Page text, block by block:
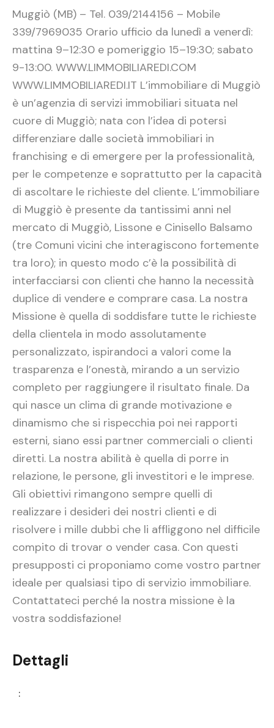
Muggiò (MB) – Tel. 039/2144156 – Mobile
339/7969035 Orario ufficio da lunedì a venerdì:
mattina 9–12:30 e pomeriggio 15–19:30; sabato
9-13:00. WWW.LIMMOBILIAREDI.COM
WWW.LIMMOBILIAREDI.IT L’immobiliare di Muggiò
è un’agenzia di servizi immobiliari situata nel
cuore di Muggiò; nata con l’idea di potersi
differenziare dalle società immobiliari in
franchising e di emergere per la professionalità,
per le competenze e soprattutto per la capacità
di ascoltare le richieste del cliente. L’immobiliare
di Muggiò è presente da tantissimi anni nel
mercato di Muggiò, Lissone e Cinisello Balsamo
(tre Comuni vicini che interagiscono fortemente
tra loro); in questo modo c’è la possibilità di
interfacciarsi con clienti che hanno la necessità
duplice di vendere e comprare casa. La nostra
Missione è quella di soddisfare tutte le richieste
della clientela in modo assolutamente
personalizzato, ispirandoci a valori come la
trasparenza e l’onestà, mirando a un servizio
completo per raggiungere il risultato finale. Da
qui nasce un clima di grande motivazione e
dinamismo che si rispecchia poi nei rapporti
esterni, siano essi partner commerciali o clienti
diretti. La nostra abilità è quella di porre in
relazione, le persone, gli investitori e le imprese.
Gli obiettivi rimangono sempre quelli di
realizzare i desideri dei nostri clienti e di
risolvere i mille dubbi che li affliggono nel difficile
compito di trovar o vender casa. Con questi
presupposti ci proponiamo come vostro partner
ideale per qualsiasi tipo di servizio immobiliare.
Contattateci perché la nostra missione è la
vostra soddisfazione!
Dettagli
: